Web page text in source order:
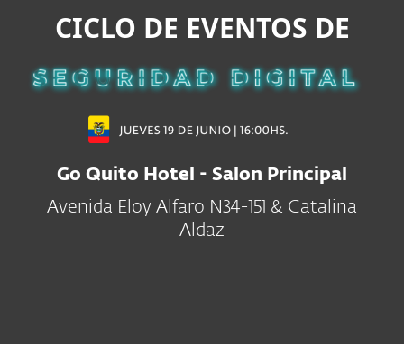
CICLO DE EVENTOS DE
Go Quito Hotel - Salon Principal
Avenida Eloy Alfaro N34-151 & Catalina
Aldaz